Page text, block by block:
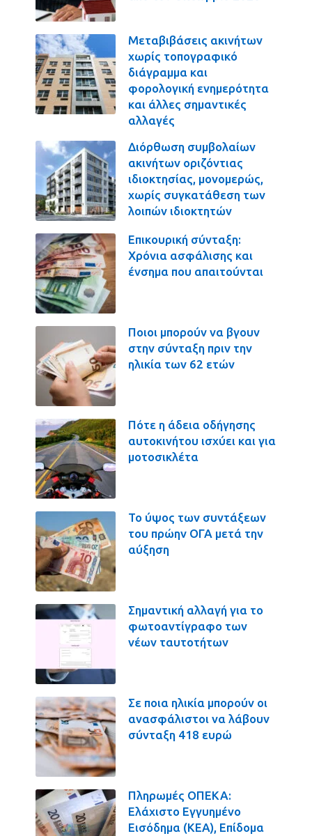
Μεταβιβάσεις ακινήτων
χωρίς τοπογραφικό
διάγραμμα και
φορολογική ενημερότητα
και άλλες σημαντικές
αλλαγές
Διόρθωση συμβολαίων
ακινήτων οριζόντιας
ιδιοκτησίας, μονομερώς,
χωρίς συγκατάθεση των
λοιπών ιδιοκτητών
Επικουρική σύνταξη:
Χρόνια ασφάλισης και
ένσημα που απαιτούνται
Ποιοι μπορούν να βγουν
στην σύνταξη πριν την
ηλικία των 62 ετών
Πότε η άδεια οδήγησης
αυτοκινήτου ισχύει και για
μοτοσικλέτα
Το ύψος των συντάξεων
του πρώην ΟΓΑ μετά την
αύξηση
Σημαντική αλλαγή για το
φωτοαντίγραφο των
νέων ταυτοτήτων
Σε ποια ηλικία μπορούν οι
ανασφάλιστοι να λάβουν
σύνταξη 418 ευρώ
Πληρωμές ΟΠΕΚΑ:
Ελάχιστο Εγγυημένο
Εισόδημα (ΚΕΑ), Επίδομα